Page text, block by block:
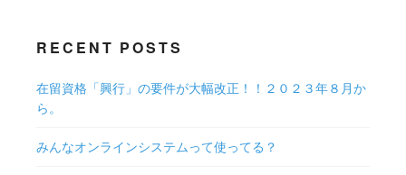
RECENT POSTS
在留資格「興行」の要件が大幅改正！！２０２３年８月か
ら。
みんなオンラインシステムって使ってる？